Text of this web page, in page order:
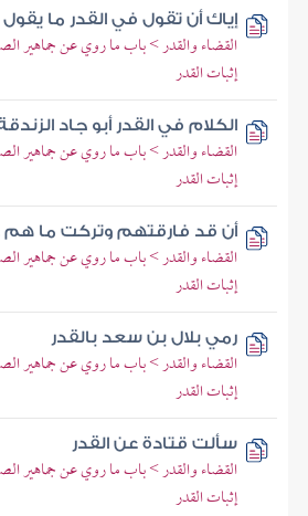
إياك أن تقول في القدر ما يقول
القضاء والقدر > باب ما روي عن جماهير
إثبات القدر
الكلام في القدر أبو جاد
القضاء والقدر > باب ما روي عن جماهير
إثبات القدر
أن قد فارقتهم وتركت ما هم
القضاء والقدر > باب ما روي عن جماهير
إثبات القدر
رمي بلال بن سعد بالقدر
القضاء والقدر > باب ما روي عن جماهير
إثبات القدر
سألت قتادة عن القدر
القضاء والقدر > باب ما روي عن جماهير
إثبات القدر